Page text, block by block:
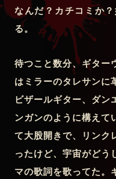
なんだ？カチコミか
る。
待つこと数分、ギター
はミラーのタレサンに
ビザールギター、ダン
ンガンのように構えて
て大股開きで、リンク
ったけど、宇宙がどう
マの歌詞を歌ってた。